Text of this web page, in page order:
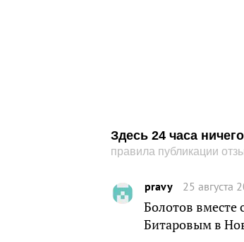
Здесь 24 часа
правила публикации
pravy 25 августа
Болотов вместе
Битаровым в